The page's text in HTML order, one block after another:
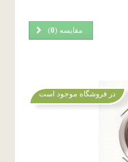
مقایسه (0
)
در فروشگاه موجود است